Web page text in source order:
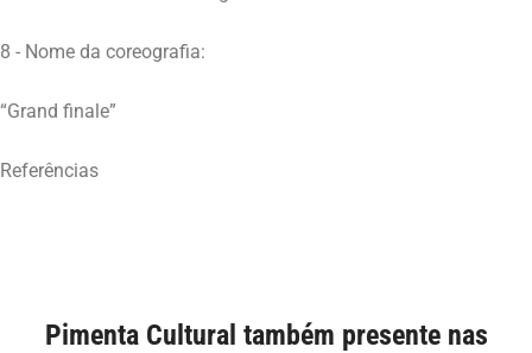
8 - Nome da coreografia:
“Grand finale”
Referências
Pimenta Cultural também presente nas